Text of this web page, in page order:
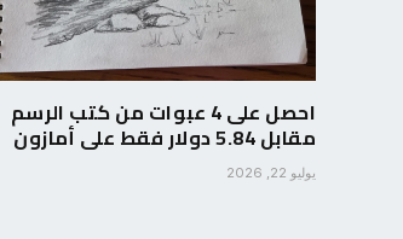
احصل على 4 عبوات من كتب الرسم
مقابل 5.84 دولار فقط على أمازون
يوليو 22, 2026